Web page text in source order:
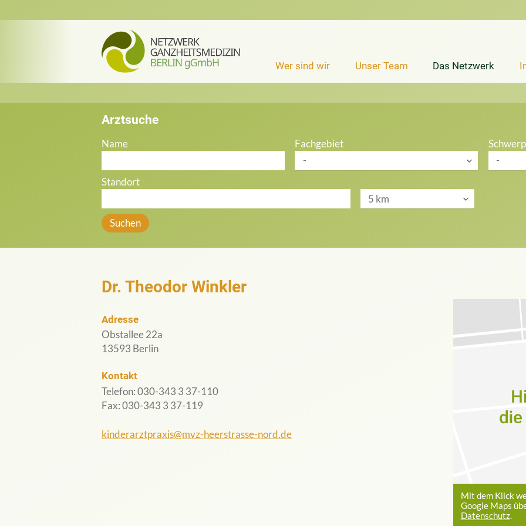
Wer sind wir Unser Team Das Netzwerk
Arztsuche
Name
Fachgebiet
-
-
Standort
5 km
Dr. Theodor Winkler
Adresse
Obstallee 22a
13593 Berlin
Kontakt
Telefon: 030-343 3 37-110
Fax: 030-343 3 37-119
kinderarztpraxis@mvz-heerstrasse-nord.de
Mit dem Klick
Google Maps
Datenschutz.